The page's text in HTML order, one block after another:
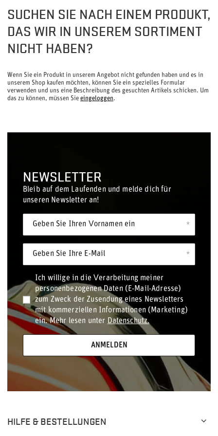
SUCHEN SIE NACH EINEM PRODUKT,
DAS WIR IN UNSEREM SORTIMENT
NICHT HABEN?
Wenn Sie ein Produkt in unserem Angebot nicht gefunden haben und es in
unserem Shop kaufen möchten, können Sie ein spezielles Formular
verwenden und uns eine Beschreibung des gesuchten Artikels schicken. Um
das zu können, müssen Sie eingeloggen.
NEWSLETTER
Bleib auf dem Laufenden und melde dich für
unseren Newsletter an!
Geben Sie Ihren Vornamen ein
Geben Sie Ihre E-Mail
Ich willige in die Verarbeitung meiner
personenbezogenen Daten (E-Mail-Adresse)
zum Zweck der Zusendung eines Newsletters
mit kommerziellen Informationen (Marketing)
ein. Mehr lesen unter Datenschutz.
ANMELDEN
HILFE & BESTELLUNGEN